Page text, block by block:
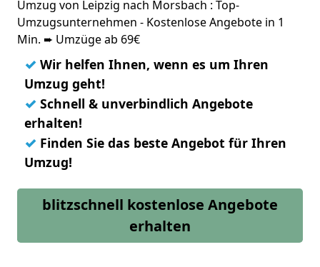
Umzug von Leipzig nach Morsbach : Top-
Umzugsunternehmen - Kostenlose Angebote in 1
Min. ➨ Umzüge ab 69€
✓ Wir helfen Ihnen, wenn es um Ihren
Umzug geht!
✓ Schnell & unverbindlich Angebote
erhalten!
✓ Finden Sie das beste Angebot für Ihren
Umzug!
blitzschnell kostenlose Angebote
erhalten